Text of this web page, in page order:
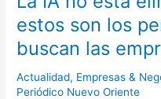
estos son los
buscan las
Actualidad, Empresas &
Periódico Nuevo Oriente
en
Colombia.